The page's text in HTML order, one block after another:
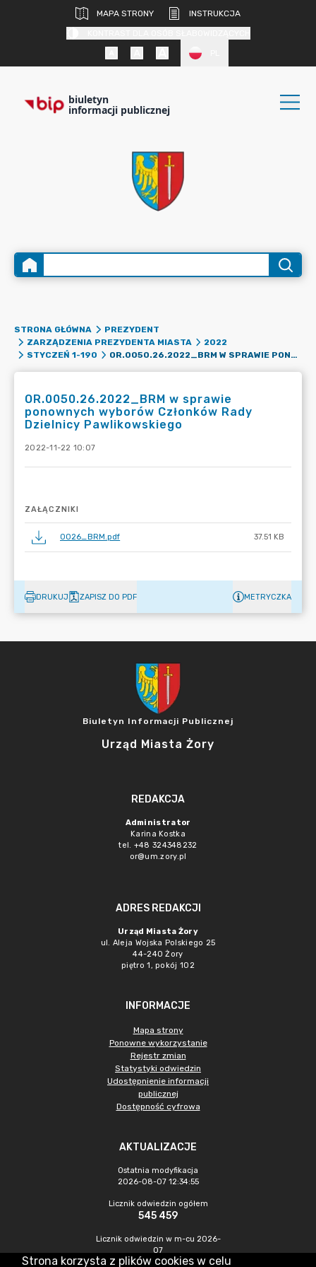
MAPA STRONY
INSTRUKCJA
biuletyn
informacji publicznej
STRONA GŁÓWNA
PREZYDENT
ZARZĄDZENIA PREZYDENTA MIASTA
2022
STYCZEŃ 1-190
OR.0050.26.2022_BRM W SPRAWIE PONOWNYCH WYBORÓW CZŁONKÓW RADY DZIELNICY PAWLIKOWSKIEGO
OR.0050.26.2022_BRM w sprawie
ponownych wyborów Członków Rady
Dzielnicy Pawlikowskiego
2022-11-22 10:07
ZAŁĄCZNIKI
0026_BRM.pdf 37.51 KB
DRUKUJ ZAPISZ DO PDF METRYCZKA
Biuletyn Informacji Publicznej
Urząd Miasta Żory
REDAKCJA
Administrator
Karina Kostka
tel. +48 324348232
or@um.zory.pl
ADRES REDAKCJI
Urząd Miasta Żory
ul. Aleja Wojska Polskiego 25
44-240 Żory
piętro 1, pokój 102
INFORMACJE
Mapa strony
Ponowne wykorzystanie
Rejestr zmian
Statystyki odwiedzin
Udostępnienie informacji
publicznej
Dostępność cyfrowa
AKTUALIZACJE
Ostatnia modyfikacja
2026-08-07 12:34:55
Licznik odwiedzin ogółem
545 459
Licznik odwiedzin w m-cu 2026-
07
1 475
Strona korzysta z plików cookies w celu